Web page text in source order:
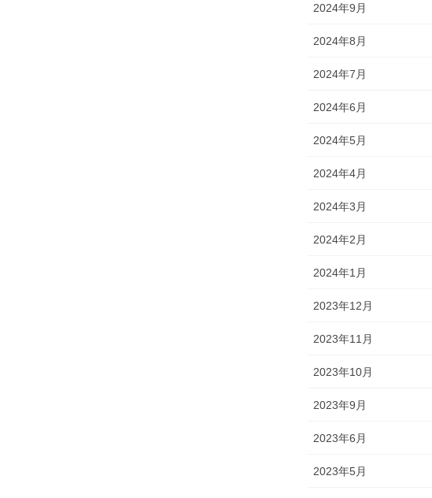
2024年9月
2024年8月
2024年7月
2024年6月
2024年5月
2024年4月
2024年3月
2024年2月
2024年1月
2023年12月
2023年11月
2023年10月
2023年9月
2023年6月
2023年5月